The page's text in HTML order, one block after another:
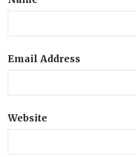
Email Address
Website